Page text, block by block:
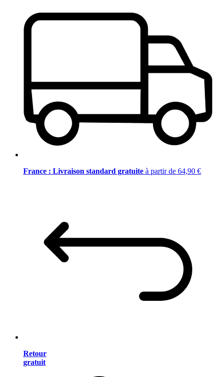
France : Livraison standard gratuite à partir de 64,90 €
Retour
gratuit